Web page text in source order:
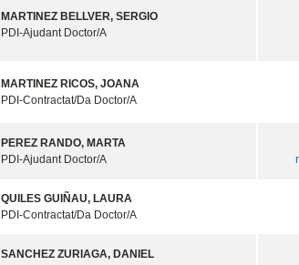
MARTINEZ BELLVER, SERGIO
PDI-Ajudant Doctor/A
MARTINEZ RICOS, JOANA
PDI-Contractat/Da Doctor/A
PEREZ RANDO, MARTA
PDI-Ajudant Doctor/A
QUILES GUIÑAU, LAURA
PDI-Contractat/Da Doctor/A
SANCHEZ ZURIAGA, DANIEL